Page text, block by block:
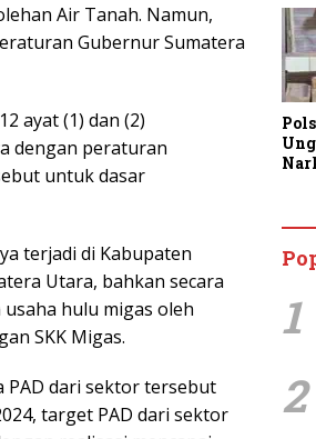
Air Tanah. Namun,
Gubernur Sumatera
ayat (1) dan (2)
dengan peraturan
untuk dasar
terjadi di Kabupaten
Utara, bahkan secara
hulu migas oleh
SKK Migas.
PAD dari sektor tersebut
target PAD dari sektor
1
2